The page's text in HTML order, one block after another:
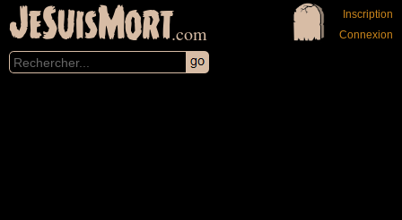
JeSuisMort.com
Inscription
Connexion